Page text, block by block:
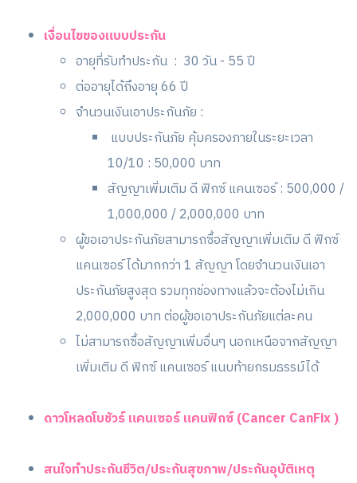
เงื่อนไขของแบบประกัน
อายุที่รับทำประกัน : 30 วัน - 55 ปี
ต่ออายุได้ถึงอายุ 66 ปี
จำนวนเงินเอาประกันภัย :
แบบประกันภัย คุ้มครองภายในระยะเวลา
10/10 : 50,000 บาท
สัญญาเพิ่มเติม ดี ฟิกซ์ แคนเซอร์ : 500,000 /
1,000,000 / 2,000,000 บาท
ผู้ขอเอาประกันภัยสามารถซื้อสัญญาเพิ่มเติม ดี ฟิกซ์
แคนเซอร์ ได้มากกว่า 1 สัญญา โดยจำนวนเงินเอา
ประกันภัยสูงสุด รวมทุกช่องทางแล้วจะต้องไม่เกิน
2,000,000 บาท ต่อผู้ขอเอาประกันภัยแต่ละคน
ไม่สามารถซื้อสัญญาเพิ่มอื่นๆ นอกเหนือจากสัญญา
เพิ่มเติม ดี ฟิกซ์ แคนเซอร์ แนบท้ายกรมธรรม์ได้
ดาวโหลดโบชัวร์ แคนเซอร์ แคนฟิกซ์ (Cancer CanFix )
สนใจทำประกันชีวิต/ประกันสุขภาพ/ประกันอุบัติเหตุ